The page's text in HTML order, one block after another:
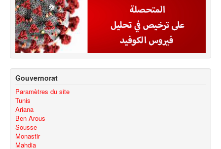
Gouvernorat
Paramètres du site
Tunis
Ariana
Ben Arous
Sousse
Monastir
Mahdia